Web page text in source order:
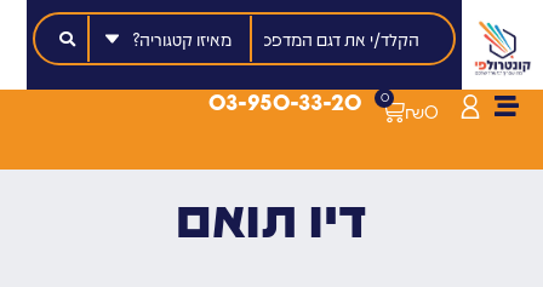
₪0
0
03-950-33-20
דיו תואם